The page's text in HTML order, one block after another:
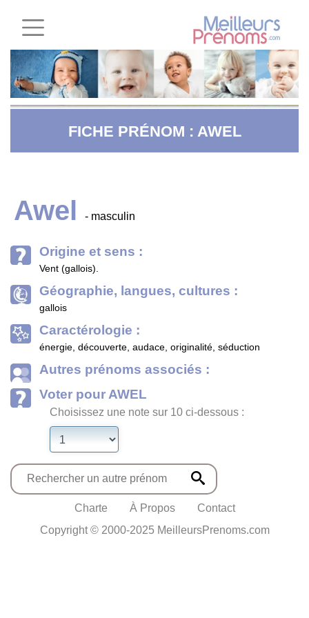
FICHE PRÉNOM : AWEL
Awel - masculin
Origine et sens :
Vent (gallois).
Géographie, langues, cultures :
gallois
Caractérologie :
énergie, découverte, audace, originalité, séduction
Autres prénoms associés :
Voter pour AWEL
Choisissez une note sur 10 ci-dessous :
Charte À Propos
Contact
Copyright © 2000-2025 MeilleursPrenoms.com